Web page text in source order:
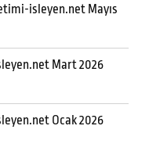
isleyen.net Mayıs
Mart 2026
Ocak 2026